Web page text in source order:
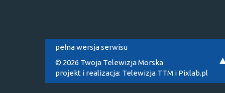
pełna wersja serwisu
© 2026 Twoja Telewizja Morska
projekt i realizacja: Telewizja TTM i Pixlab.pl